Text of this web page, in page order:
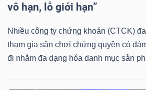
vô hạn, lỗ giới hạn”
Nhiều công ty chứng khoán (CTCK)
tham gia sân chơi chứng quyền có
đi nhằm đa dạng hóa danh mục sản
TRUYỀN